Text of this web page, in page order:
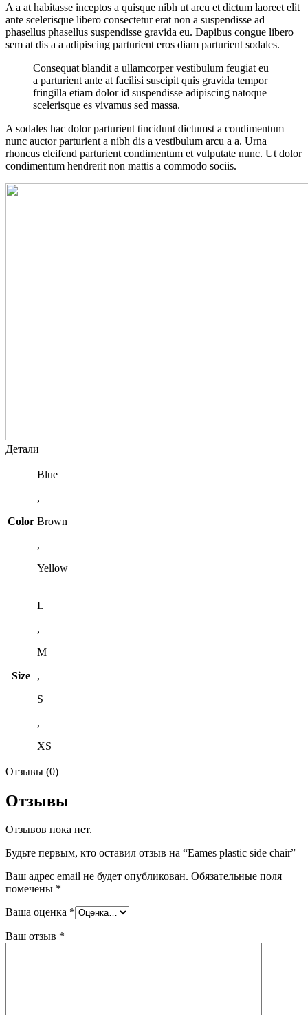
A a at habitasse inceptos a quisque nibh ut arcu et dictum laoreet elit
ante scelerisque libero consectetur erat non a suspendisse ad
phasellus phasellus suspendisse gravida eu. Dapibus congue libero
sem at dis a a adipiscing parturient eros diam parturient sodales.
Consequat blandit a ullamcorper vestibulum feugiat eu
a parturient ante at facilisi suscipit quis gravida tempor
fringilla etiam dolor id suspendisse adipiscing natoque
scelerisque es vivamus sed massa.
A sodales hac dolor parturient tincidunt dictumst a condimentum
nunc auctor parturient a nibh dis a vestibulum arcu a a. Urna
rhoncus eleifend parturient condimentum et vulputate nunc. Ut dolor
condimentum hendrerit non mattis a commodo sociis.
Детали
Color
Blue
,
Brown
,
Yellow
Size
L
,
M
,
S
,
XS
Отзывы (0)
Отзывы
Отзывов пока нет.
Будьте первым, кто оставил отзыв на “Eames plastic side chair”
Ваш адрес email не будет опубликован. Обязательные поля
помечены *
Ваша оценка *
Ваш отзыв *